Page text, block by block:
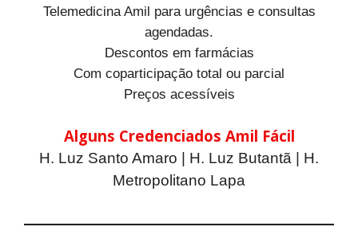
Telemedicina Amil para urgências e consultas
agendadas.
Descontos em farmácias
Com coparticipação total ou parcial
Preços acessíveis
Alguns Credenciados Amil Fácil
H. Luz Santo Amaro | H. Luz Butantã | H.
Metropolitano Lapa